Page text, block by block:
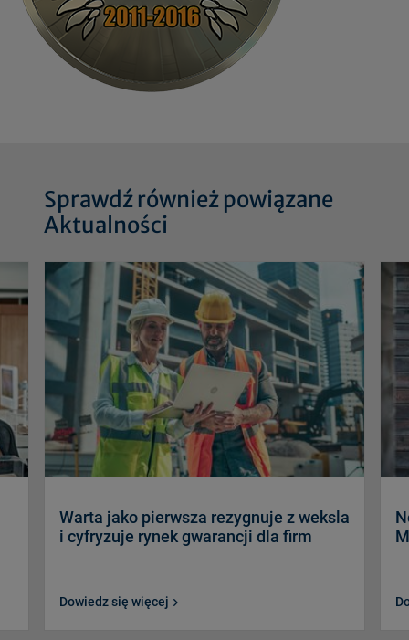
Sprawdź również powiązane
Aktualności
Warta jako pierwsza rezygnuje z weksla
i cyfryzuje rynek gwarancji dla firm
Dowiedz się więcej